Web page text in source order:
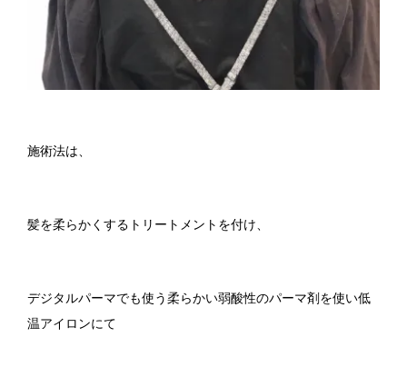
施術法は、
髪を柔らかくするトリートメントを付け、
デジタルパーマでも使う柔らかい弱酸性のパーマ剤を使い低
温アイロンにて